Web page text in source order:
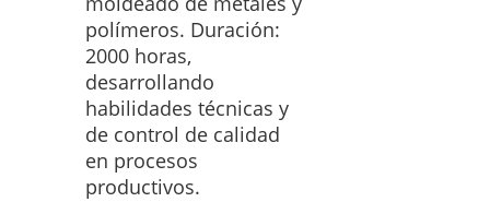
polímeros. Duración:
2000 horas,
desarrollando
habilidades técnicas y
de control de calidad
en procesos
productivos.